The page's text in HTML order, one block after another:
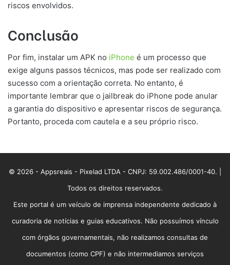
riscos envolvidos.
Conclusão
Por fim, instalar um APK no iPhone é um processo que
exige alguns passos técnicos, mas pode ser realizado com
sucesso com a orientação correta. No entanto, é
importante lembrar que o jailbreak do iPhone pode anular
a garantia do dispositivo e apresentar riscos de segurança.
Portanto, proceda com cautela e a seu próprio risco.
© 2026 - Appsreais - Pixelad LTDA - CNPJ: 59.002.486/0001-40. |
Todos os direitos reservados.
Este portal é um veículo de imprensa independente dedicado à
curadoria de notícias e guias educativos. Não possuímos vínculo
com órgãos governamentais, não realizamos consultas de
documentos (como CPF) e não intermediamos serviços